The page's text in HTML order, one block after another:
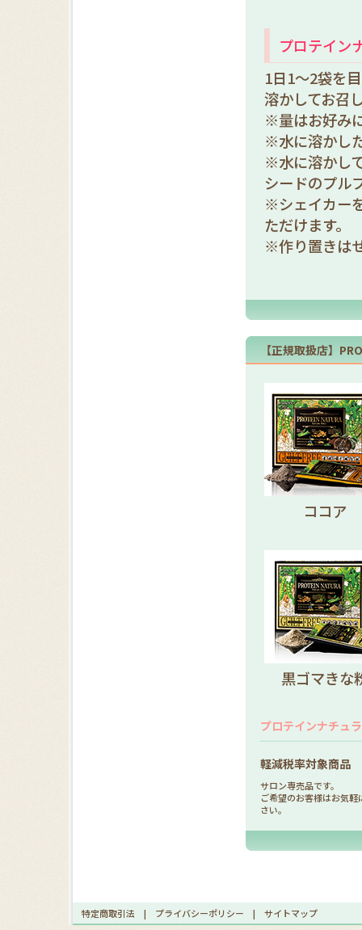
プロテイン
1日1～2袋を
溶かしてお召
※量はお好み
※水に溶かし
※水に溶かし
シードのプル
※シェイカー
ただけます。
※作り置きは
【正規取扱店】
ココア
黒ゴマきな
プロテインナチュ
軽減税率対象商品
サロン専売品です。
ご希望のお客様はお気軽
さい。
特定商取引法 | プライバシーポリシー | サイトマップ